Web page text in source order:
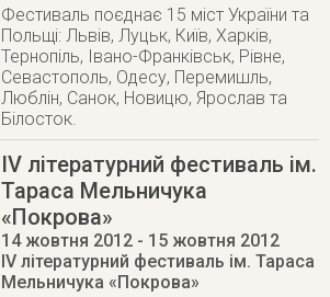
Фестиваль поєднає 15 міст України та
Польщі: Львів, Луцьк, Київ, Харків,
Тернопіль, Івано-Франківськ, Рівне,
Севастополь, Одесу, Перемишль,
Люблін, Санок, Новицю, Ярослав та
Білосток.
ІV літературний фестиваль ім.
Тараса Мельничука
«Покрова»
14 жовтня 2012 - 15 жовтня 2012
ІV літературний фестиваль ім. Тараса
Мельничука «Покрова»